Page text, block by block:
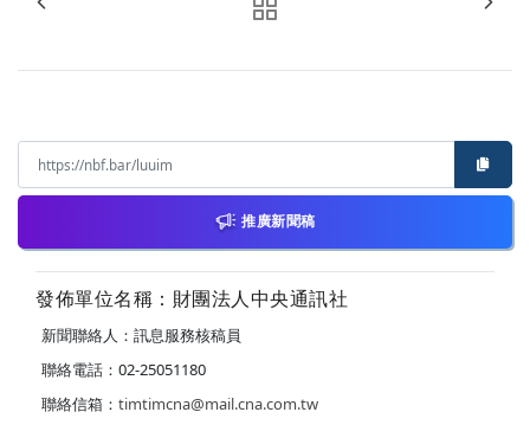
推廣新聞稿
發佈單位名稱：財團法人中央通訊社
新聞聯絡人：訊息服務核稿員
聯絡電話：02-25051180
聯絡信箱： timtimcna@mail.cna.com.tw